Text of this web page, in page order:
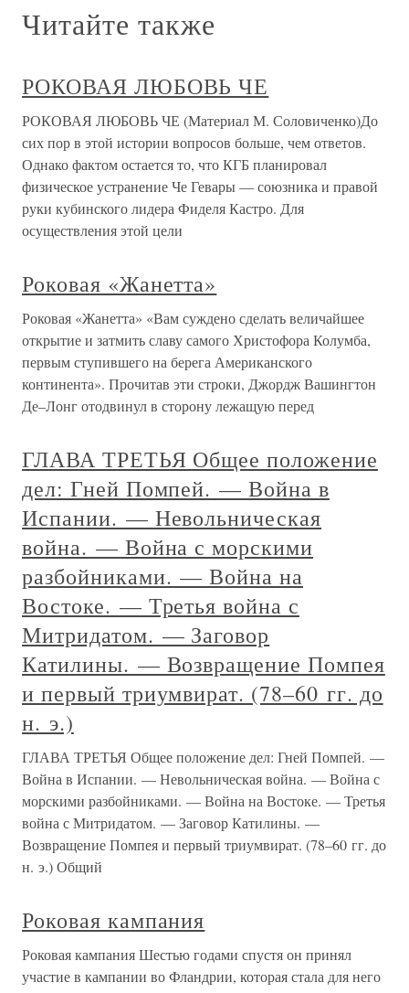
Читайте также
РОКОВАЯ ЛЮБОВЬ ЧЕ
РОКОВАЯ ЛЮБОВЬ ЧЕ (Материал М. Соловиченко)До
сих пор в этой истории вопросов больше, чем ответов.
Однако фактом остается то, что КГБ планировал
физическое устранение Че Гевары — союзника и правой
руки кубинского лидера Фиделя Кастро. Для
осуществления этой цели
Роковая «Жанетта»
Роковая «Жанетта» «Вам суждено сделать величайшее
открытие и затмить славу самого Христофора Колумба,
первым ступившего на берега Американского
континента». Прочитав эти строки, Джордж Вашингтон
Де–Лонг отодвинул в сторону лежащую перед
ГЛАВА ТРЕТЬЯ Общее положение
дел: Гней Помпей. — Война в
Испании. — Невольническая
война. — Война с морскими
разбойниками. — Война на
Востоке. — Третья война с
Митридатом. — Заговор
Катилины. — Возвращение Помпея
и первый триумвират. (78–60 гг. до
н. э.)
ГЛАВА ТРЕТЬЯ Общее положение дел: Гней Помпей. —
Война в Испании. — Невольническая война. — Война с
морскими разбойниками. — Война на Востоке. — Третья
война с Митридатом. — Заговор Катилины. —
Возвращение Помпея и первый триумвират. (78–60 гг. до
н. э.) Общий
Роковая кампания
Роковая кампания Шестью годами спустя он принял
участие в кампании во Фландрии, которая стала для него